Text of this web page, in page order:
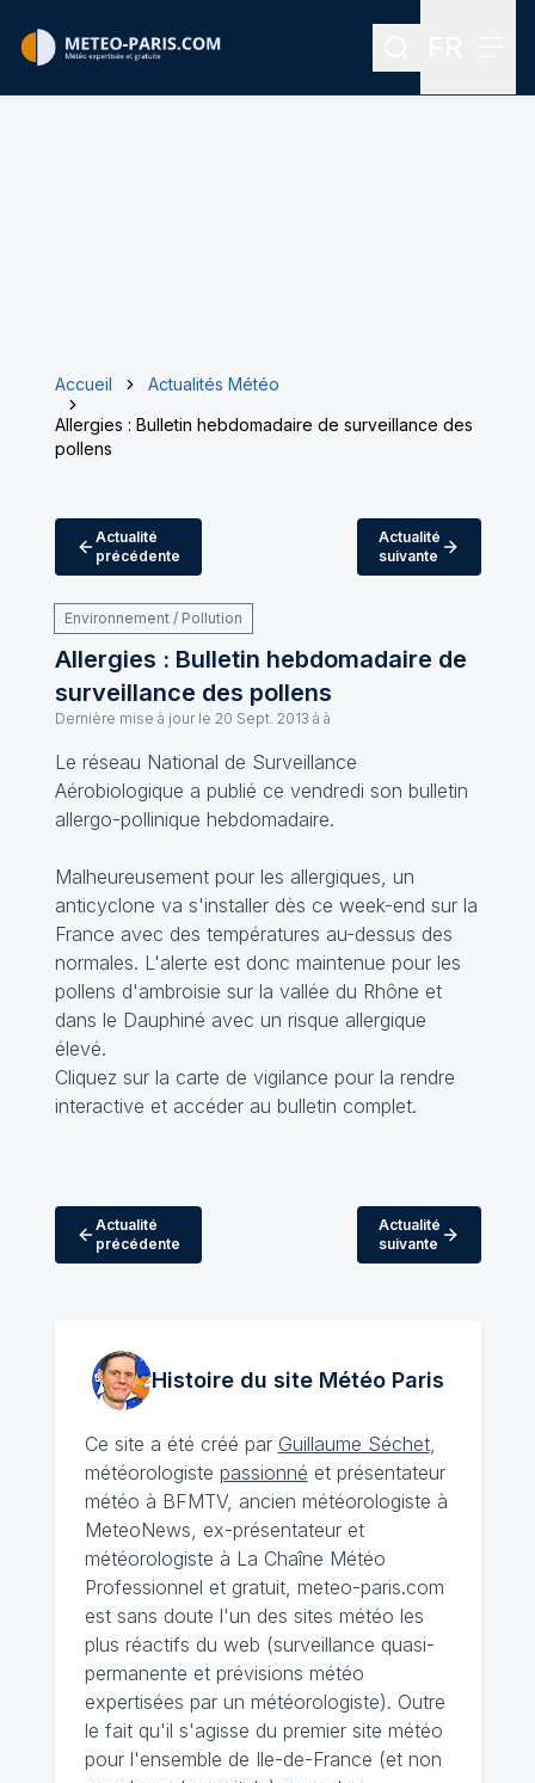
Rechercher
Accueil
Actualités Météo
Allergies : Bulletin hebdomadaire de surveillance des
pollens
Actualité
précédente
Actualité
suivante
Environnement / Pollution
Allergies : Bulletin hebdomadaire de
surveillance des pollens
Dernière mise à jour le 20 Sept. 2013 à à
Le réseau National de Surveillance
Aérobiologique a publié ce vendredi son bulletin
allergo-pollinique hebdomadaire.
Malheureusement pour les allergiques, un
anticyclone va s'installer dès ce week-end sur la
France avec des températures au-dessus des
normales. L'alerte est donc maintenue pour les
pollens d'ambroisie sur la vallée du Rhône et
dans le Dauphiné avec un risque allergique
élevé.
Cliquez sur la carte de vigilance pour la rendre
interactive et accéder au bulletin complet.
Actualité
précédente
Actualité
suivante
Histoire du site MétéoParis
Ce site a été créé par Guillaume Séchet,
météorologiste passionné et présentateur
météo à BFMTV, ancien météorologiste à
MeteoNews, ex-présentateur et
météorologiste à La Chaîne Météo
Professionnel et gratuit, meteo-paris.com
est sans doute l'un des sites météo les
plus réactifs du web (surveillance quasi-
permanente et prévisions météo
expertisées par un météorologiste). Outre
le fait qu'il s'agisse du premier site météo
pour l'ensemble de Ile-de-France (et non